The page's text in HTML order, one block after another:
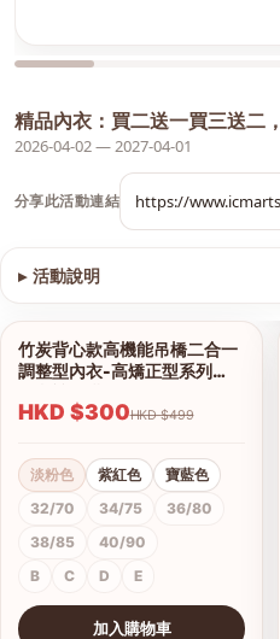
精品內衣：買二送一買三送二
2026-04-02 — 2027-04-01
分享此活動連結
▸ 活動說明
1/13
查看圖片
竹炭背心款高機能吊橋二合一
調整型內衣-高矯正型系列
HKD $300 HKD $499
淡粉色 紫紅色
寶藍色
32/70
34/75
36/80
38/85
40/90
B
C D E
加入購物車